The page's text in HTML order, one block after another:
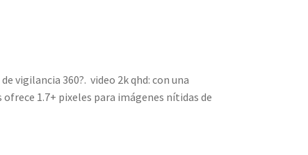
vigilancia 360?.  video 2k qhd: con una
ofrece 1.7+ pixeles para imágenes nítidas de